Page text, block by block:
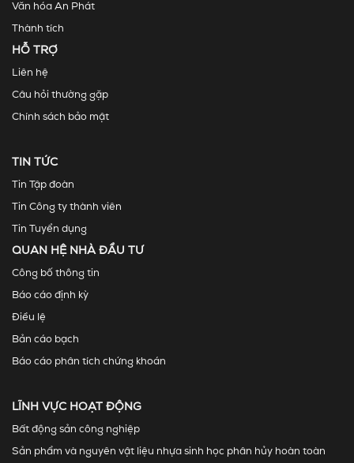
Văn hóa An Phát
Thành tích
HỖ TRỢ
Liên hệ
Câu hỏi thường gặp
Chính sách bảo mật
TIN TỨC
Tin Tập đoàn
Tin Công ty thành viên
Tin Tuyển dụng
QUAN HỆ NHÀ ĐẦU TƯ
Công bố thông tin
Báo cáo định kỳ
Điều lệ
Bản cáo bạch
Báo cáo phân tích chứng khoán
LĨNH VỰC HOẠT ĐỘNG
Bất động sản công nghiệp
Sản phẩm và nguyên vật liệu nhựa sinh học phân hủy hoàn toàn